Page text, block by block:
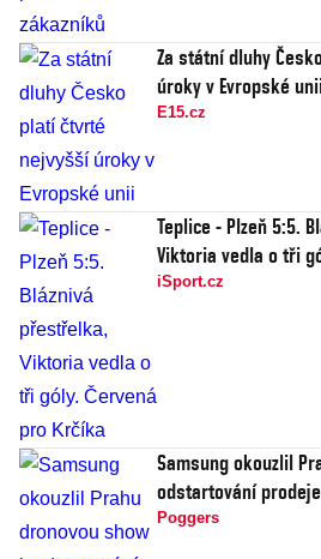
Za státní dluhy
úroky v Evropské
E15.cz
Teplice - Plzeň 5:5.
Viktoria vedla o tři
iSport.cz
Samsung okouzlil
odstartování
Poggers